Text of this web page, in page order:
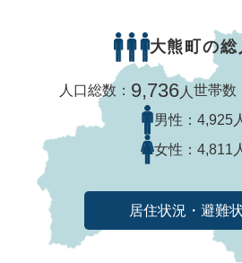
大熊町の総
人口総数： 9,736 人 世帯数
男性： 4,925
女性： 4,811
居住状況・避難